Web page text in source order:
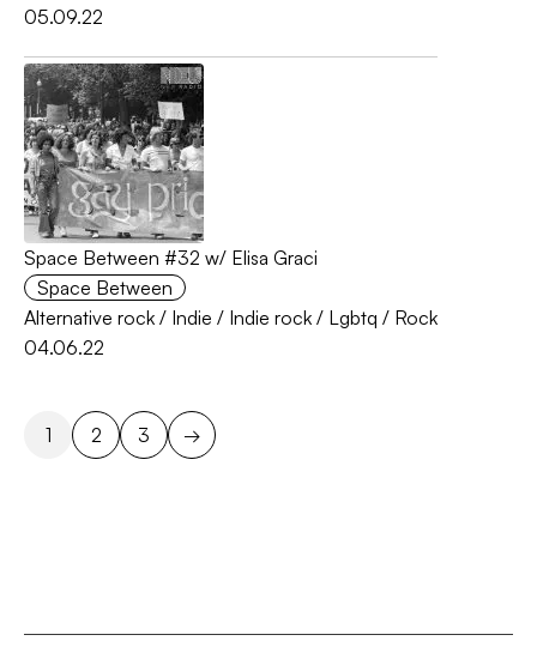
05.09.22
Space Between #32 w/ Elisa Graci
Space Between
Alternative rock / Indie / Indie rock / Lgbtq / Rock
04.06.22
1 2 3 →